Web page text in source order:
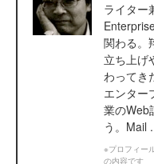
ライター
関わる。
立ち上げ
わってき
エンター
業のWeb
う。Mail
※プロフィー
の内容です